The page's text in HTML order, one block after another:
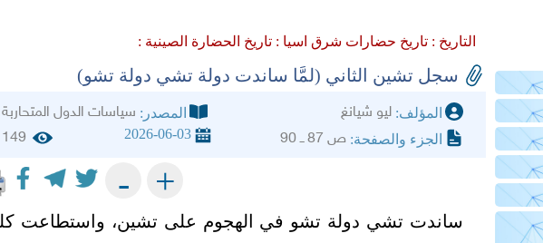
التاريخ :تاريخ حضارات شرق اسيا :تاريخ الحضارة الصينية :
سجل تشين الثاني (لمَّا ساندت دولة تشي دولة تشو)
المؤلف: ليو شيانغ المصدر: سياسات الدول المتحاربة
الجزء والصفحة: ص 87 ــ 90 2026-06-03
149
+
-
ساندت تشي دولة تشو في الهجوم على تشين، واستطاعت